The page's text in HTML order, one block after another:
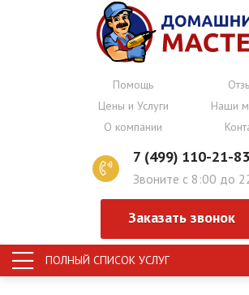
Помощь
Цены и Услуги
Наши
О компании
7 (499) 110-21-83
Звоните с 8:00 до
Заказать звонок
ПОЛНЫЙ СПИСОК УСЛУГ